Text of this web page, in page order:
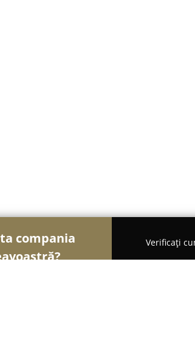
compania
Verificați